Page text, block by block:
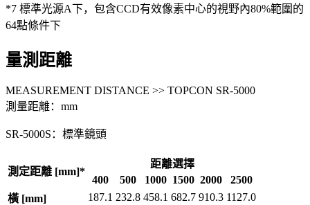
*7 標準光源A下，包含CCD有效像素中心的視野內80%範圍的
64點條件下
量測距離
MEASUREMENT DISTANCE >> TOPCON SR-5000
測量距離：mm
SR-5000S：標準鏡頭
測定距離 [mm]*
距離選擇
400
500 1000 1500 2000
2500
橫 [mm]
187.1 232.8 458.1 682.7 910.3 1127.0